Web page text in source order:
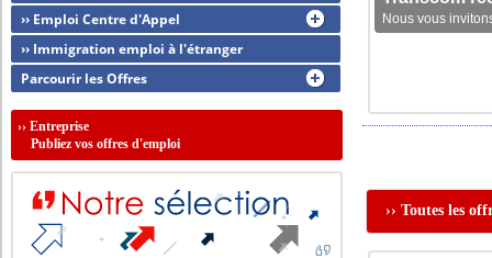
Nous vous
›› Toutes les
›› Emploi Centre d'Appel
›› Immigration emploi à l'étranger
Parcourir les Offres
››Entreprise
Publiez vos offres d'emploi